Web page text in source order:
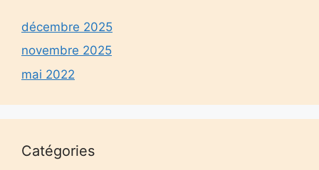
décembre 2025
novembre 2025
mai 2022
Catégories